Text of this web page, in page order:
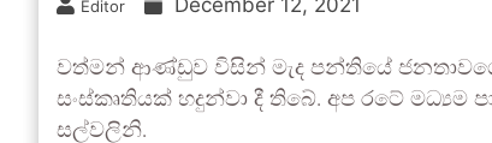
Editor December 12, 2021
වත්මන් ආණ්ඩුව විසින් මැද පන්තියේ
සංස්කෘතියක් හදුන්වා දී තිබේ. අප රටේ
සල්වලිනි.